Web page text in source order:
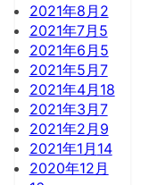
2021年8月 2
2021年7月 5
2021年6月 5
2021年5月7
2021年4月 18
2021年3月7
2021年2月 9
2021年1月 14
2020年12月